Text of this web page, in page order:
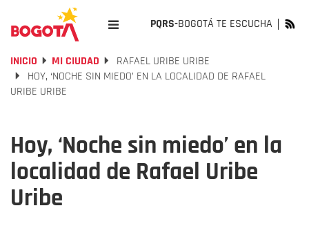
PQRS-BOGOTÁ TE ESCUCHA
INICIO MI CIUDAD
RAFAEL URIBE URIBE
HOY, ‘NOCHE SIN MIEDO’ EN LA LOCALIDAD DE RAFAEL
URIBE URIBE
Hoy, ‘Noche sin miedo’ en la
localidad de Rafael Uribe
Uribe